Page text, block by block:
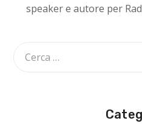
speaker e autore per